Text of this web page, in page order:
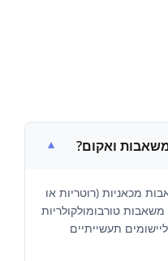
ואקום?
(רוטריות או
טורבומולקולריות
תעשייתיים